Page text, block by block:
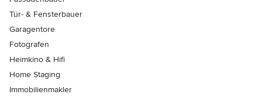
Tür- & Fensterbauer
Garagentore
Fotografen
Heimkino & Hifi
Home Staging
Immobilienmakler